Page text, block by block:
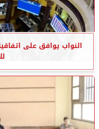
النواب يوافق على